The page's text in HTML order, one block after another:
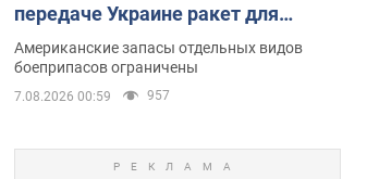
передаче Украине ракет для
Patriot
Американские запасы отдельных видов
боеприпасов ограничены
7.08.2026 00:59 957